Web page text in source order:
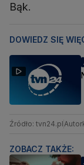
Bąk.
DOWIEDZ SIĘ
Źródło: tvn24.pl
ZOBACZ TAKŻE: